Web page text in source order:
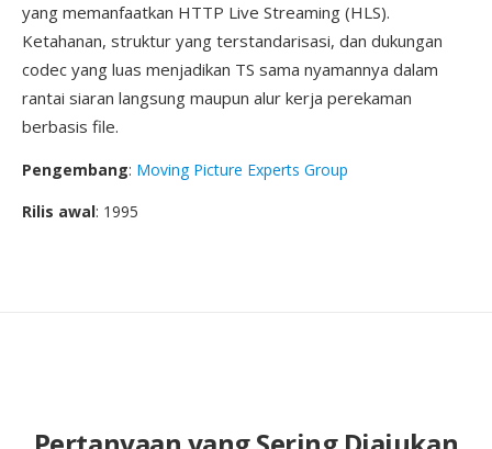
yang memanfaatkan HTTP Live Streaming (HLS).
Ketahanan, struktur yang terstandarisasi, dan dukungan
codec yang luas menjadikan TS sama nyamannya dalam
rantai siaran langsung maupun alur kerja perekaman
berbasis file.
Pengembang: Moving Picture Experts Group
Rilis awal: 1995